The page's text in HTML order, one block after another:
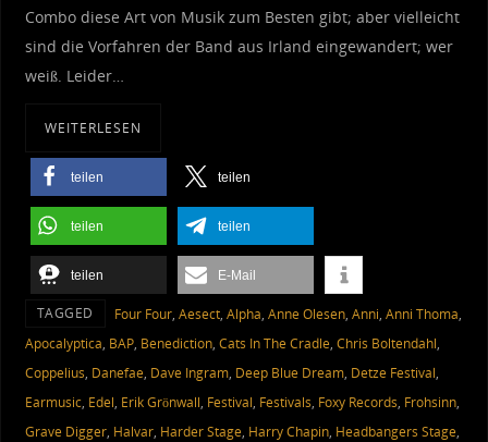
Combo diese Art von Musik zum Besten gibt; aber vielleicht
sind die Vorfahren der Band aus Irland eingewandert; wer
weiß. Leider…
WEITERLESEN
teilen teilen
teilen teilen
teilen E-Mail
TAGGED ‎ Four Four, Aesect, Alpha, Anne Olesen, Anni, Anni Thoma,
Apocalyptica, BAP, Benediction, Cats In The Cradle, Chris Boltendahl,
Coppelius, Danefae, Dave Ingram, Deep Blue Dream, Detze Festival,
Earmusic, Edel, Erik Grönwall, Festival, Festivals, Foxy Records, Frohsinn,
Grave Digger, Halvar, Harder Stage, Harry Chapin, Headbangers Stage,